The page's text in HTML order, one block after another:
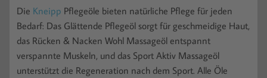
Die Kneipp Pflegeöle bieten natürliche Pflege für jeden
Bedarf: Das Glättende Pflegeöl sorgt für geschmeidige Haut,
das Rücken & Nacken Wohl Massageöl entspannt
verspannte Muskeln, und das Sport Aktiv Massageöl
unterstützt die Regeneration nach dem Sport. Alle Öle